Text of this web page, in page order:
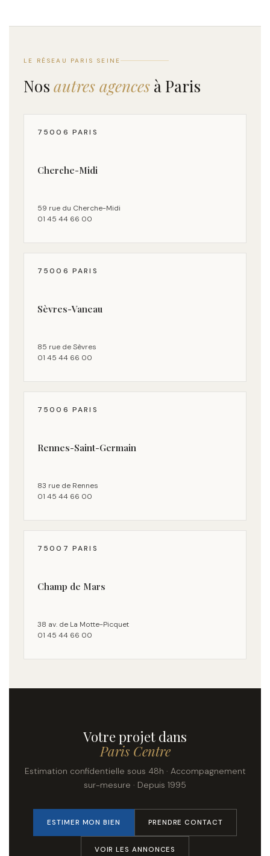
LE RÉSEAU PARIS SEINE
Nos autres agences à Paris
75006 PARIS
Cherche-Midi
59 rue du Cherche-Midi
01 45 44 66 00
75006 PARIS
Sèvres-Vaneau
85 rue de Sèvres
01 45 44 66 00
75006 PARIS
Rennes-Saint-Germain
83 rue de Rennes
01 45 44 66 00
75007 PARIS
Champ de Mars
38 av. de La Motte-Picquet
01 45 44 66 00
Votre projet dans
Paris Centre
Estimation confidentielle sous 48h · Accompagnement
sur-mesure · Depuis 1995
ESTIMER MON BIEN PRENDRE CONTACT
VOIR LES ANNONCES